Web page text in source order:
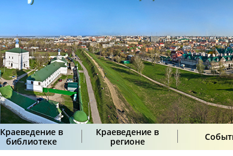
Краеведение в
библиотеке
Краеведение в
регионе